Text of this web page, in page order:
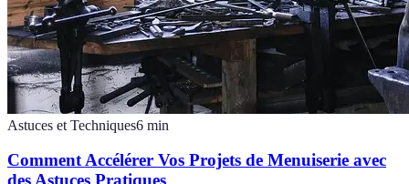
Astuces et Techniques6 min
Comment Accélérer Vos Projets de Menuiserie avec
des Astuces Pratiques